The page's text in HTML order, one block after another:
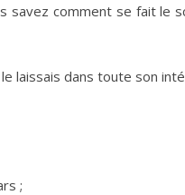
comment se fait le
laissais dans toute son
;